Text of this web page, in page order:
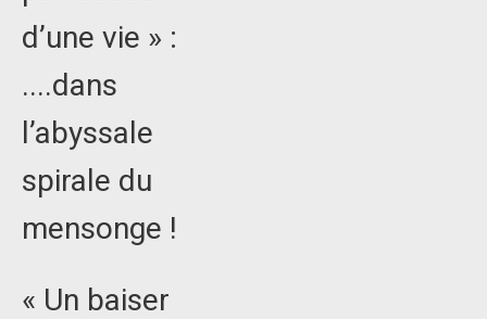
d’une vie » :
....dans
l’abyssale
spirale du
mensonge !
« Un baiser